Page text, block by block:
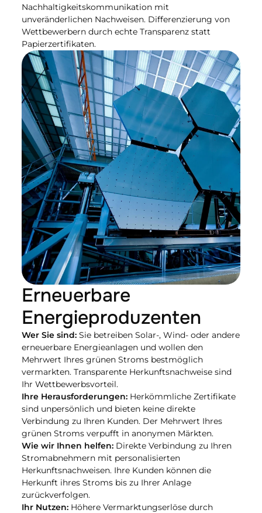
Nachhaltigkeitskommunikation mit
unveränderlichen Nachweisen. Differenzierung von
Wettbewerbern durch echte Transparenz statt
Papierzertifikaten.
Erneuerbare
Energieproduzenten
Wer Sie sind: Sie betreiben Solar-, Wind- oder andere
erneuerbare Energieanlagen und wollen den
Mehrwert Ihres grünen Stroms bestmöglich
vermarkten. Transparente Herkunftsnachweise sind
Ihr Wettbewerbsvorteil.
Ihre Herausforderungen: Herkömmliche Zertifikate
sind unpersönlich und bieten keine direkte
Verbindung zu Ihren Kunden. Der Mehrwert Ihres
grünen Stroms verpufft in anonymen Märkten.
Wie wir Ihnen helfen: Direkte Verbindung zu Ihren
Stromabnehmern mit personalisierten
Herkunftsnachweisen. Ihre Kunden können die
Herkunft ihres Stroms bis zu Ihrer Anlage
zurückverfolgen.
Ihr Nutzen: Höhere Vermarktungserlöse durch